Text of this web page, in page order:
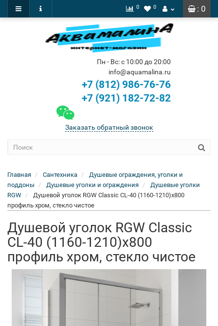
: 0
0 0
Пн - Вс: с 10:00 до 20:00
info@aquamalina.ru
+7 (812) 986-76-76
+7 (921) 182-72-82
Заказать обратный звонок
Главная Сантехника
Душевые ограждения, уголки и
поддоны
Душевые уголки и ограждения
Душевые уголки
RGW
Душевой уголок RGW Classic CL-40 (1160-1210)х800
профиль хром, стекло чистое
Душевой уголок RGW Classic
CL-40 (1160-1210)х800
профиль хром, стекло чистое